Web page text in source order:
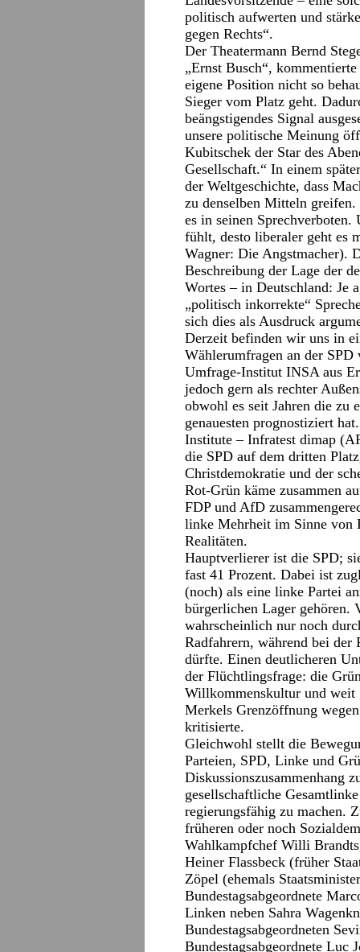
politisch aufwerten und
gegen Rechts“.
Der Theatermann Bernd
„Ernst Busch“,
eigene Position nicht so
Sieger vom Platz geht.
beängstigendes Signal
unsere politische Meinung
Kubitschek der Star des
Gesellschaft.“ In einem
der Weltgeschichte, dass
zu denselben Mitteln
es in seinen
fühlt, desto liberaler geht es
Wagner: Die Angstmacher).
Beschreibung der Lage der
Wortes – in Deutschland: Je
„politisch inkorrekte“
sich dies als Ausdruck
Derzeit befinden wir uns in
Wählerumfragen an der SPD
Umfrage-Institut INSA aus
jedoch gern als rechter
obwohl es seit Jahren die zu
genauesten prognostiziert
Institute – Infratest dimap
die SPD auf dem dritten
Christdemokratie und der
Rot-Grün käme zusammen
FDP und AfD
linke Mehrheit im Sinne von
Realitäten.
Hauptverlierer ist die SPD;
fast 41 Prozent. Dabei ist
(noch) als eine linke Partei
bürgerlichen Lager gehören.
wahrscheinlich nur noch
Radfahrern, während bei der
dürfte. Einen deutlicheren
der Flüchtlingsfrage: die
Willkommenskultur und weit
Merkels Grenzöffnung
kritisierte.
Gleichwohl stellt die
Parteien, SPD, Linke und
Diskussionszusammenhang
gesellschaftliche
regierungsfähig zu machen.
früheren oder noch
Wahlkampfchef Willi
Heiner Flassbeck (früher
Zöpel (ehemals
Bundestagsabgeordnete
Linken neben Sahra
Bundestagsabgeordneten
Bundestagsabgeordnete Luc